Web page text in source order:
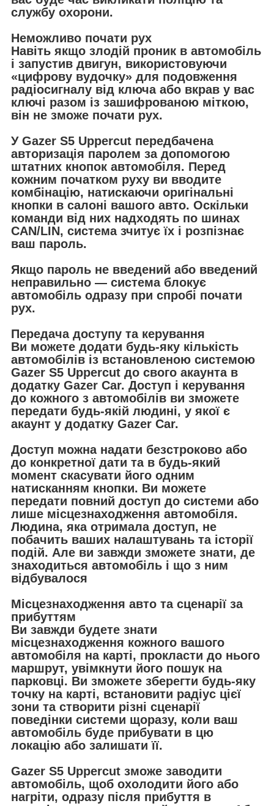
службу охорони.
Неможливо почати рух
Навіть якщо злодій проник в автомобіль
і запустив двигун, використовуючи
«цифрову вудочку» для подовження
радіосигналу від ключа або вкрав у вас
ключі разом із зашифрованою міткою,
він не зможе почати рух.
У Gazer S5 Uppercut передбачена
авторизація паролем за допомогою
штатних кнопок автомобіля. Перед
кожним початком руху ви вводите
комбінацію, натискаючи оригінальні
кнопки в салоні вашого авто. Оскільки
команди від них надходять по шинах
CAN/LIN, система зчитує їх і розпізнає
ваш пароль.
Якщо пароль не введений або введений
неправильно — система блокує
автомобіль одразу при спробі почати
рух.
Передача доступу та керування
Ви можете додати будь-яку кількість
автомобілів із встановленою системою
Gazer S5 Uppercut до свого акаунта в
додатку Gazer Car. Доступ і керування
до кожного з автомобілів ви зможете
передати будь-якій людині, у якої є
акаунт у додатку Gazer Car.
Доступ можна надати безстроково або
до конкретної дати та в будь-який
момент скасувати його одним
натисканням кнопки. Ви можете
передати повний доступ до системи або
лише місцезнаходження автомобіля.
Людина, яка отримала доступ, не
побачить ваших налаштувань та історії
подій. Але ви завжди зможете знати, де
знаходиться автомобіль і що з ним
відбувалося
Місцезнаходження авто та сценарії за
прибуттям
Ви завжди будете знати
місцезнаходження кожного вашого
автомобіля на карті, прокласти до нього
маршрут, увімкнути його пошук на
парковці. Ви зможете зберегти будь-яку
точку на карті, встановити радіус цієї
зони та створити різні сценарії
поведінки системи щоразу, коли ваш
автомобіль буде прибувати в цю
локацію або залишати її.
Gazer S5 Uppercut зможе заводити
автомобіль, щоб охолодити його або
нагріти, одразу після прибуття в